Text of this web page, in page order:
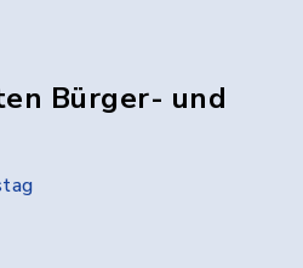
Bürger- und